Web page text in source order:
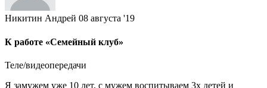
Никитин Андрей 08 августа '19
К работе «Семейный клуб»
Теле/видеопередачи
Я замужем уже 10 лет, с мужем воспитываем 3х детей и